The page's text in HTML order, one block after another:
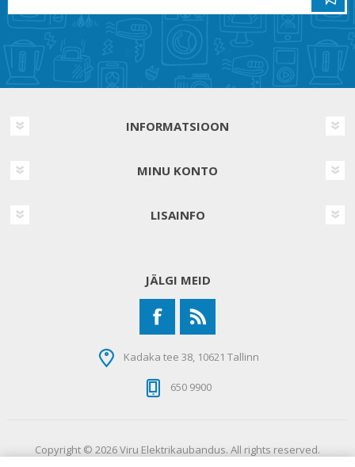
INFORMATSIOON
MINU KONTO
LISAINFO
JÄLGI MEID
Kadaka tee 38, 10621 Tallinn
650 9900
Copyright © 2026 Viru Elektrikaubandus. All rights reserved.